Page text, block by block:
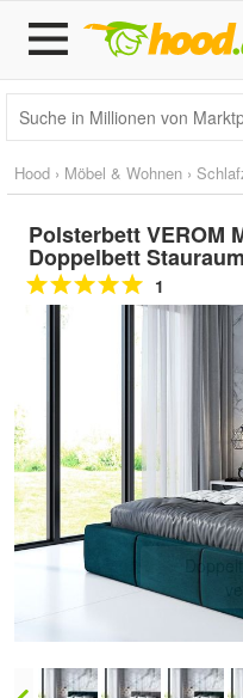
Hood › Möbel & Wohnen ›
Polsterbett VEROM
Doppelbett
1